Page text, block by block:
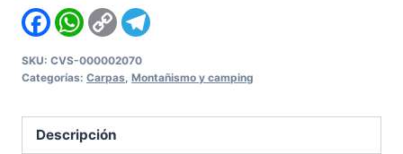
FacebookWhatsApp
Copy
Link
SKU: CVS-000002070
Categorías: Carpas, Montañismo y camping
Descripción